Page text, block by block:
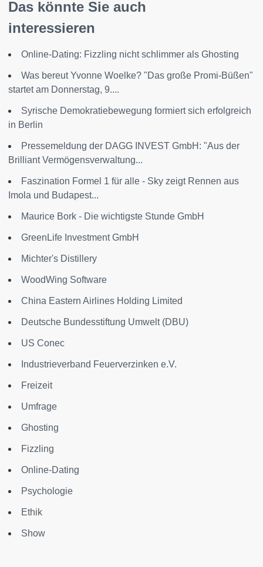
Das könnte Sie auch
interessieren
Online-Dating: Fizzling nicht schlimmer als Ghosting
Was bereut Yvonne Woelke? "Das große Promi-Büßen"
startet am Donnerstag, 9....
Syrische Demokratiebewegung formiert sich erfolgreich
in Berlin
Pressemeldung der DAGG INVEST GmbH: "Aus der
Brilliant Vermögensverwaltung...
Faszination Formel 1 für alle - Sky zeigt Rennen aus
Imola und Budapest...
Maurice Bork - Die wichtigste Stunde GmbH
GreenLife Investment GmbH
Michter's Distillery
WoodWing Software
China Eastern Airlines Holding Limited
Deutsche Bundesstiftung Umwelt (DBU)
US Conec
Industrieverband Feuerverzinken e.V.
Freizeit
Umfrage
Ghosting
Fizzling
Online-Dating
Psychologie
Ethik
Show